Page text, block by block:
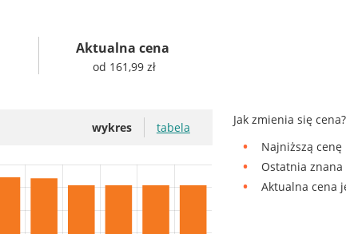
Aktualna cena
od 161,99 zł
wykres tabela
Jak zmienia się cena?
Najniższą
Ostatnia znana
Aktualna cena